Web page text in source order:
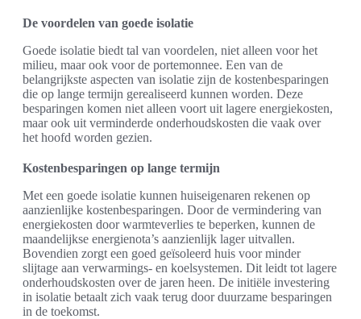
De voordelen van goede isolatie
Goede isolatie biedt tal van voordelen, niet alleen voor het
milieu, maar ook voor de portemonnee. Een van de
belangrijkste aspecten van isolatie zijn de kostenbesparingen
die op lange termijn gerealiseerd kunnen worden. Deze
besparingen komen niet alleen voort uit lagere energiekosten,
maar ook uit verminderde onderhoudskosten die vaak over
het hoofd worden gezien.
Kostenbesparingen op lange termijn
Met een goede isolatie kunnen huiseigenaren rekenen op
aanzienlijke kostenbesparingen. Door de vermindering van
energiekosten door warmteverlies te beperken, kunnen de
maandelijkse energienota’s aanzienlijk lager uitvallen.
Bovendien zorgt een goed geïsoleerd huis voor minder
slijtage aan verwarmings- en koelsystemen. Dit leidt tot lagere
onderhoudskosten over de jaren heen. De initiële investering
in isolatie betaalt zich vaak terug door duurzame besparingen
in de toekomst.